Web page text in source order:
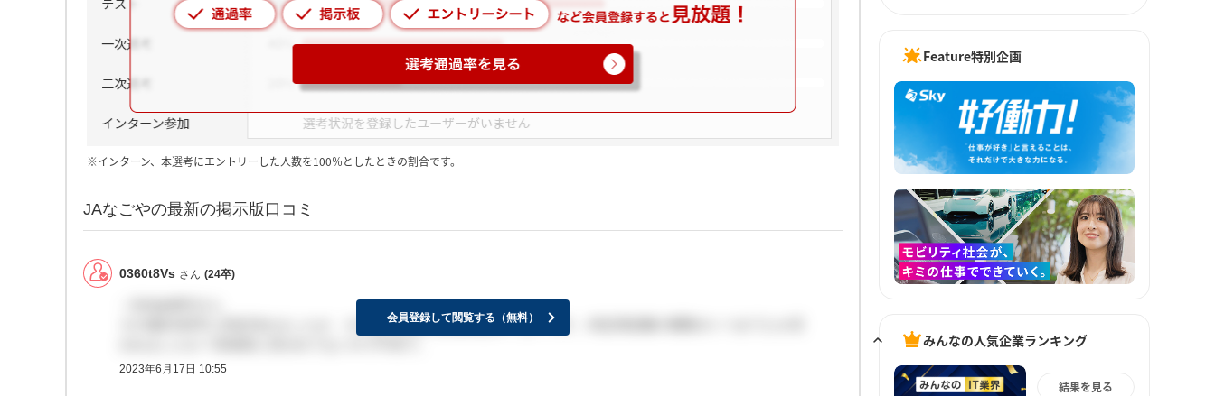
※インターン、本選考にエントリーした人数を100％としたときの割合です。
JAなごやの最新の掲示版口コミ
0360t8Vs さん (24卒)
その場6月前半に内定頂きましたが、その後の再度内定通知は来てないです。内定承諾書の期限がいつまでとか言
2023年6月17日 10:55
会員登録して閲覧する（無料）
Feature特別企画
みんなの人気企業ランキング
結果を見る